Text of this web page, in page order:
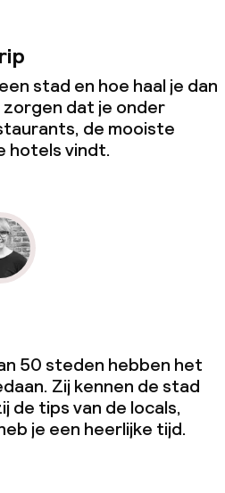
stad en hoe haal je dan
zorgen dat je onder
de mooiste
hotels vindt.
50 steden hebben het
Zij kennen de stad
de tips van de locals,
je een heerlijke tijd.